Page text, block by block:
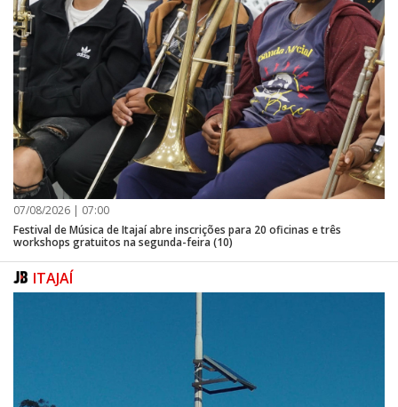
07/08/2026 | 07:00
Festival de Música de Itajaí abre inscrições para 20 oficinas e três
workshops gratuitos na segunda-feira (10)
ITAJAÍ